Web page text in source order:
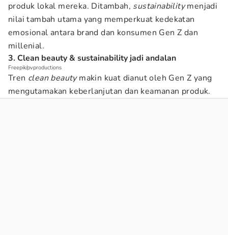
produk lokal mereka. Ditambah, sustainabilitymenjadi
nilai tambah utama yang memperkuat kedekatan
emosional antara brand dan konsumen Gen Z dan
millenial.
3. Clean beauty & sustainability jadi andalan
Freepik/pvproductions
Tren clean beautymakin kuat dianut oleh Gen Z yang
mengutamakan keberlanjutan dan keamanan produk.